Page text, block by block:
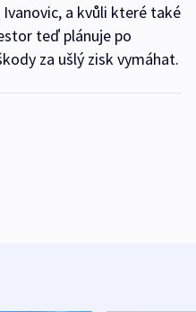
a kvůli které také
teď plánuje po
za ušlý zisk vymáhat.